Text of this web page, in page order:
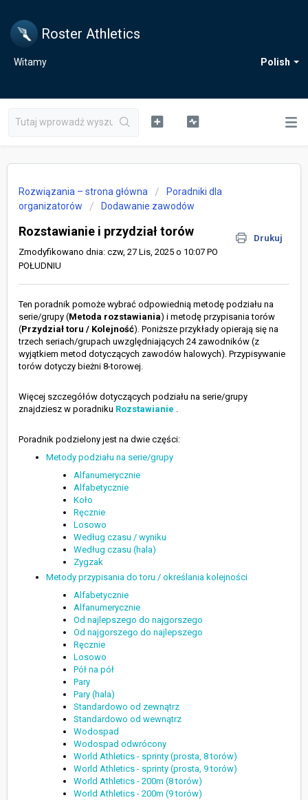
Roster Athletics
Polish
Witamy
Rozwiązania – strona główna
Poradniki dla
organizatorów
Dodawanie zawodów
Rozstawianie i przydział torów
Drukuj
Zmodyfikowano dnia: czw, 27 Lis, 2025 o 10:07 PO
POŁUDNIU
Ten poradnik pomoże wybrać odpowiednią metodę podziału na
serie/grupy (Metoda rozstawiania) i metodę przypisania torów
(Przydział toru / Kolejność). Poniższe przykłady opierają się na
trzech seriach/grupach uwzględniających 24 zawodników (z
wyjątkiem metod dotyczących zawodów halowych). Przypisywanie
torów dotyczy bieżni 8-torowej.
Więcej szczegółów dotyczących podziału na serie/grupy
znajdziesz w poradniku Rozstawianie .
Poradnik podzielony jest na dwie części:
Metody podziału na serie/grupy
Alfanumerycznie
Alfabetycznie
Koło
Ręcznie
Losowo
Według czasu / wyniku
Według czasu (hala)
Zygzak
Metody przypisania do toru / określania kolejności
Alfabetycznie
Alfanumerycznie
Od najlepszego do najgorszego
Od najgorszego do najlepszego
Ręcznie
Losowo
Pół na pół
Pary
Pary (hala)
Standardowo od zewnątrz
Standardowo od wewnątrz
Wodospad
Wodospad odwrócony
World Athletics - sprinty (prosta, 8 torów)
World Athletics - sprinty (prosta, 9 torów)
World Athletics - 200m (8 torów)
World Athletics - 200m (9 torów)